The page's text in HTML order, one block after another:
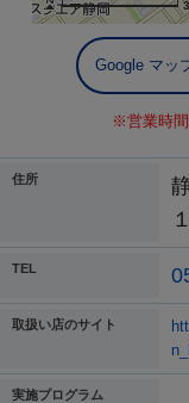
Google マッ
※営業時間
住所
TEL
取扱い店のサイト
実施プログラム